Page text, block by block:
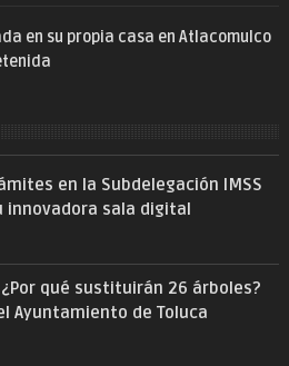
en su propia casa en Atlacomulco
en la Subdelegación IMSS
innovadora sala digital
¿Por qué sustituirán 26 árboles?
Ayuntamiento de Toluca